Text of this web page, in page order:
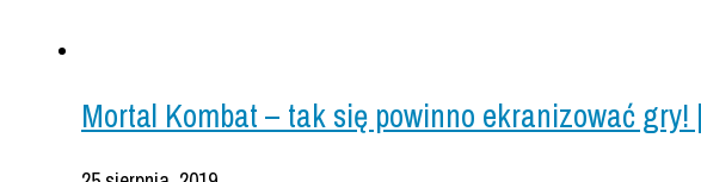
Mortal Kombat – tak się powinno ekranizować